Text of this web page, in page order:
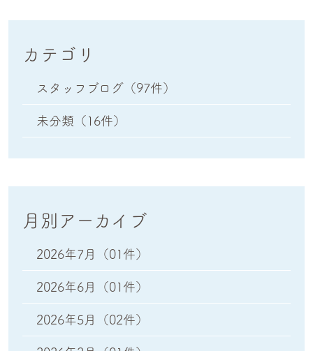
カテゴリ
スタッフブログ （97件）
未分類 （16件）
月別アーカイブ
2026年7月 （01件）
2026年6月 （01件）
2026年5月 （02件）